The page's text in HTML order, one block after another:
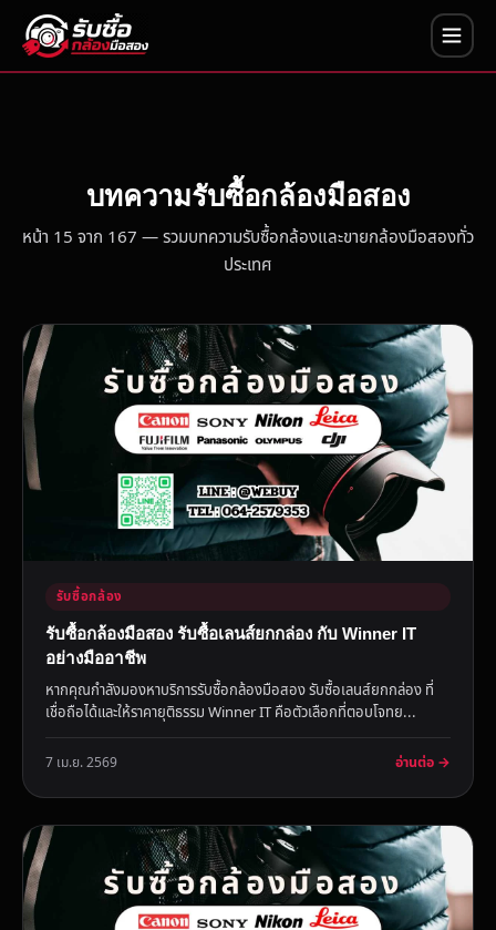
บทความรับซื้อกล้องมือสอง
หน้า 15 จาก 167 — รวมบทความรับซื้อกล้องและขายกล้องมือสองทั่ว
ประเทศ
รับซื้อกล้อง
รับซื้อกล้องมือสอง รับซื้อเลนส์ยกกล่อง กับ Winner IT
อย่างมืออาชีพ
หากคุณกำลังมองหาบริการรับซื้อกล้องมือสอง รับซื้อเลนส์ยกกล่อง ที่
เชื่อถือได้และให้ราคายุติธรรม Winner IT คือตัวเลือกที่ตอบโจทย...
7 เม.ย. 2569 อ่านต่อ →